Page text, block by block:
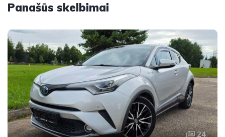
Panašūs skelbimai
24